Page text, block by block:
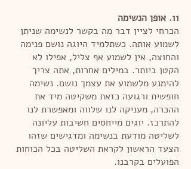
11. אופן הנשימה
הכרחי לציין דבר מה בקשר לנשימה שניתן
לשמוע אותה. כשתלמיד היוגה נושם פנימה
והחוצה, אין לשמוע אף צליל, אפילו לא
הקטן ביותר. במילים אחרות, אתה צריך
להימנע מלשמוע את עצמך נושם. נשימה
חופשית ורגועה כזאת משקיטה מיד את
ההכרה, מעניקה לנו שלווה ומאפשרת לנו
להתרכז. יוגים מייחסים חשיבות עליונה
לשליטה מודעת בנשימה ומדגישים שזהו
הצעד הראשון לקראת השליטה בכל הכוחות
הפועלים בקרבנו.